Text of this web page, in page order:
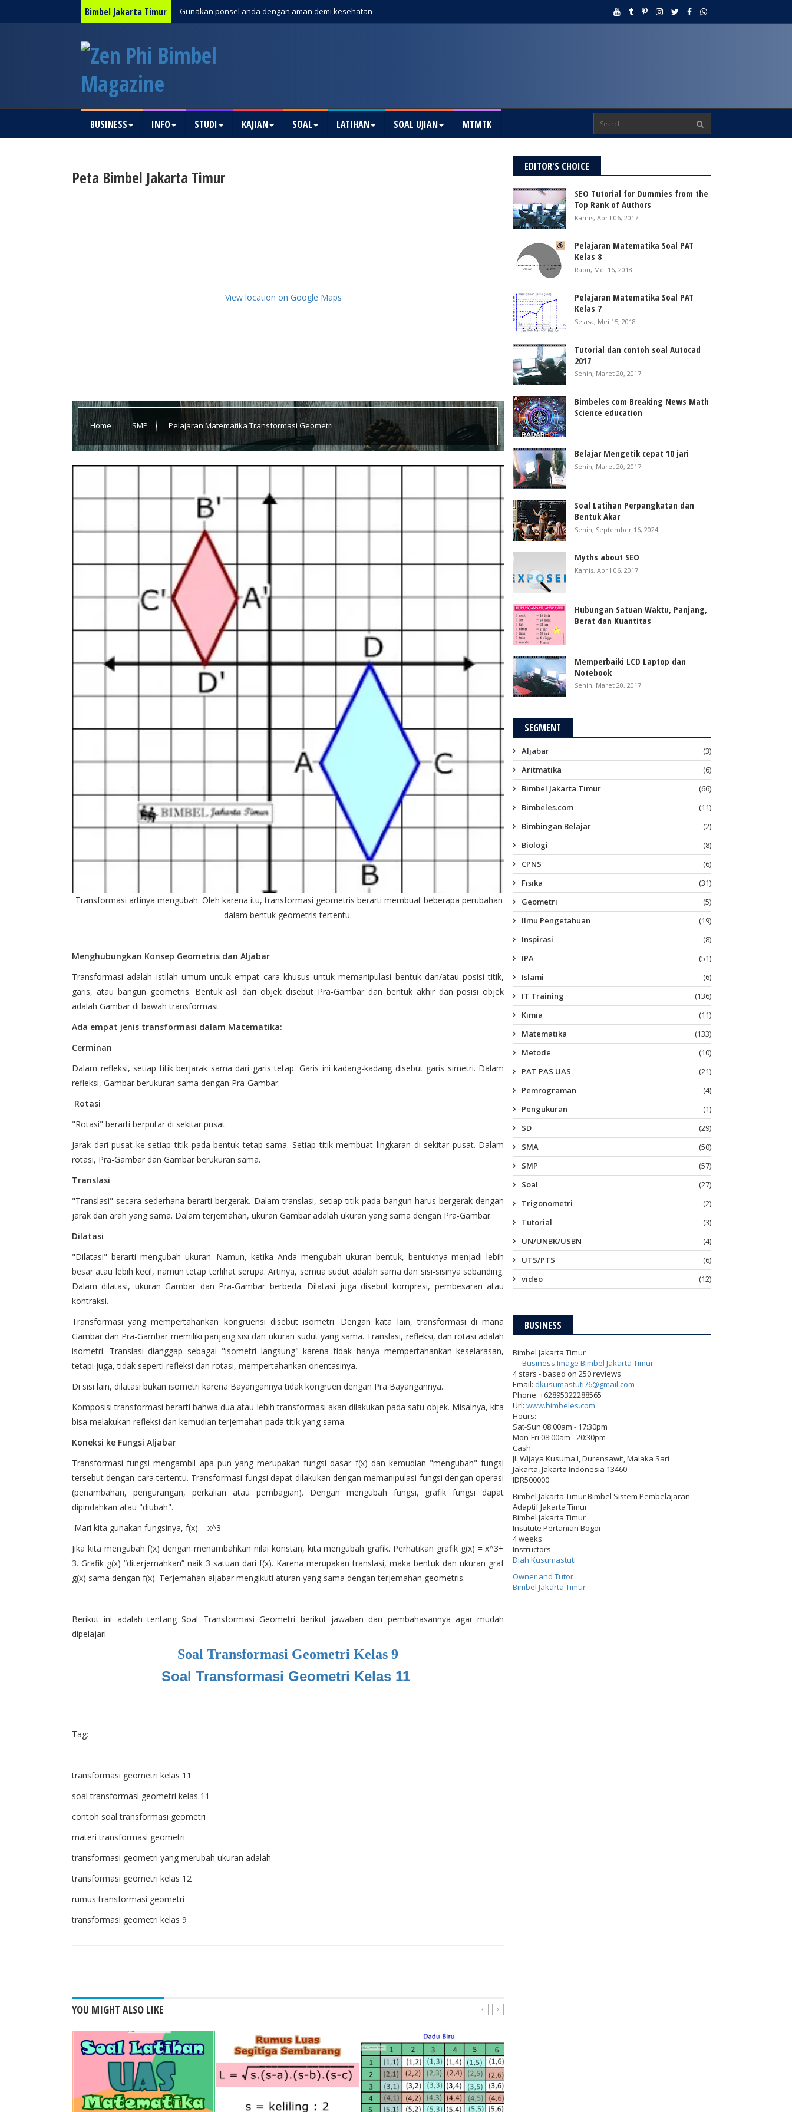
Bimbel Jakarta Timur Gunakan ponsel anda dengan aman demi kesehatan
BUSINESS INFO STUDI KAJIAN SOAL LATIHAN SOAL UJIAN MTMTK
Peta Bimbel Jakarta Timur
View location on Google Maps
Home SMP Pelajaran Matematika Transformasi Geometri
Transformasi artinya mengubah. Oleh karena itu, transformasi geometris berarti membuat beberapa perubahan
dalam bentuk geometris tertentu.
Menghubungkan Konsep Geometris dan Aljabar
Transformasi adalah istilah umum untuk empat cara khusus untuk memanipulasi bentuk dan/atau posisi titik,
garis, atau bangun geometris. Bentuk asli dari objek disebut Pra-Gambar dan bentuk akhir dan posisi objek
adalah Gambar di bawah transformasi.
Ada empat jenis transformasi dalam Matematika:
Cerminan
Dalam refleksi, setiap titik berjarak sama dari garis tetap. Garis ini kadang-kadang disebut garis simetri. Dalam
refleksi, Gambar berukuran sama dengan Pra-Gambar.
Rotasi
"Rotasi" berarti berputar di sekitar pusat.
Jarak dari pusat ke setiap titik pada bentuk tetap sama. Setiap titik membuat lingkaran di sekitar pusat. Dalam
rotasi, Pra-Gambar dan Gambar berukuran sama.
Translasi
"Translasi" secara sederhana berarti bergerak. Dalam translasi, setiap titik pada bangun harus bergerak dengan
jarak dan arah yang sama. Dalam terjemahan, ukuran Gambar adalah ukuran yang sama dengan Pra-Gambar.
Dilatasi
"Dilatasi" berarti mengubah ukuran. Namun, ketika Anda mengubah ukuran bentuk, bentuknya menjadi lebih
besar atau lebih kecil, namun tetap terlihat serupa. Artinya, semua sudut adalah sama dan sisi-sisinya sebanding.
Dalam dilatasi, ukuran Gambar dan Pra-Gambar berbeda. Dilatasi juga disebut kompresi, pembesaran atau
kontraksi.
Transformasi yang mempertahankan kongruensi disebut isometri. Dengan kata lain, transformasi di mana
Gambar dan Pra-Gambar memiliki panjang sisi dan ukuran sudut yang sama. Translasi, refleksi, dan rotasi adalah
isometri. Translasi dianggap sebagai "isometri langsung" karena tidak hanya mempertahankan keselarasan,
tetapi juga, tidak seperti refleksi dan rotasi, mempertahankan orientasinya.
Di sisi lain, dilatasi bukan isometri karena Bayangannya tidak kongruen dengan Pra Bayangannya.
Komposisi transformasi berarti bahwa dua atau lebih transformasi akan dilakukan pada satu objek. Misalnya, kita
bisa melakukan refleksi dan kemudian terjemahan pada titik yang sama.
Koneksi ke Fungsi Aljabar
Transformasi fungsi mengambil apa pun yang merupakan fungsi dasar f(x) dan kemudian "mengubah" fungsi
tersebut dengan cara tertentu. Transformasi fungsi dapat dilakukan dengan memanipulasi fungsi dengan operasi
(penambahan, pengurangan, perkalian atau pembagian). Dengan mengubah fungsi, grafik fungsi dapat
dipindahkan atau "diubah".
Mari kita gunakan fungsinya, f(x) = x^3
Jika kita mengubah f(x) dengan menambahkan nilai konstan, kita mengubah grafik. Perhatikan grafik g(x) = x^3+
3. Grafik g(x) “diterjemahkan” naik 3 satuan dari f(x). Karena merupakan translasi, maka bentuk dan ukuran graf
g(x) sama dengan f(x). Terjemahan aljabar mengikuti aturan yang sama dengan terjemahan geometris.
Berikut ini adalah tentang Soal Transformasi Geometri berikut jawaban dan pembahasannya agar mudah
dipelajari
Soal Transformasi Geometri Kelas 9
Soal Transformasi Geometri Kelas 11
Tag:
transformasi geometri kelas 11
soal transformasi geometri kelas 11
contoh soal transformasi geometri
materi transformasi geometri
transformasi geometri yang merubah ukuran adalah
transformasi geometri kelas 12
rumus transformasi geometri
transformasi geometri kelas 9
YOU MIGHT ALSO LIKE
EDITOR'S CHOICE
SEO Tutorial for Dummies from the
Top Rank of Authors
Kamis, April 06, 2017
Pelajaran Matematika Soal PAT
Kelas 8
Rabu, Mei 16, 2018
Pelajaran Matematika Soal PAT
Kelas 7
Selasa, Mei 15, 2018
Tutorial dan contoh soal Autocad
2017
Senin, Maret 20, 2017
Bimbeles com Breaking News Math
Science education
Belajar Mengetik cepat 10 jari
Senin, Maret 20, 2017
Soal Latihan Perpangkatan dan
Bentuk Akar
Senin, September 16, 2024
Myths about SEO
Kamis, April 06, 2017
Hubungan Satuan Waktu, Panjang,
Berat dan Kuantitas
Memperbaiki LCD Laptop dan
Notebook
Senin, Maret 20, 2017
SEGMENT
Aljabar
(3)
Aritmatika
(6)
Bimbel Jakarta Timur
(66)
Bimbeles.com
(11)
Bimbingan Belajar
(2)
Biologi
(8)
CPNS
(6)
Fisika
(31)
Geometri
(5)
Ilmu Pengetahuan
(19)
Inspirasi
(8)
IPA
(51)
Islami
(6)
IT Training
(136)
Kimia
(11)
Matematika
(133)
Metode
(10)
PAT PAS UAS
(21)
Pemrograman
(4)
Pengukuran
(1)
SD
(29)
SMA
(50)
SMP
(57)
Soal
(27)
Trigonometri
(2)
Tutorial
(3)
UN/UNBK/USBN
(4)
UTS/PTS
(6)
video
(12)
BUSINESS
Bimbel Jakarta Timur
4stars - based on250reviews
Email: dkusumastuti76@gmail.com
Phone:+62895322288565
Url:www.bimbeles.com
Hours:
Sat-Sun 08:00am - 17:30pm
Mon-Fri 08:00am - 20:30pm
Cash
Jl. Wijaya Kusuma I, Durensawit, Malaka Sari
Jakarta,Jakarta Indonesia 13460
IDR500000
Bimbel Jakarta Timur Bimbel Sistem Pembelajaran
Adaptif Jakarta Timur
Bimbel Jakarta Timur
Institute Pertanian Bogor
4 weeks
Instructors
Diah Kusumastuti
Owner and Tutor
Bimbel Jakarta Timur